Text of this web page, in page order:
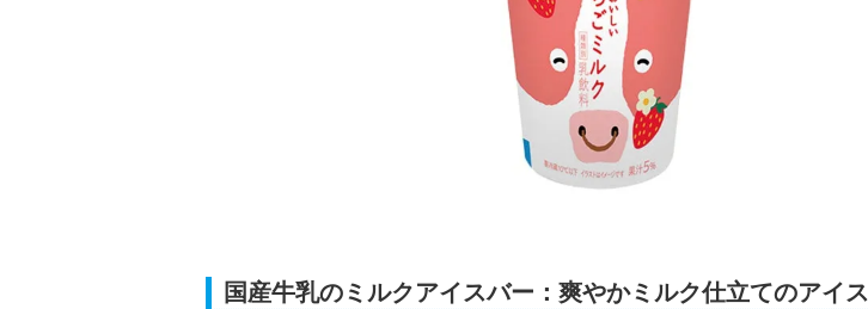
国産牛乳のミルクアイスバー：爽やかミルク仕立てのアイス